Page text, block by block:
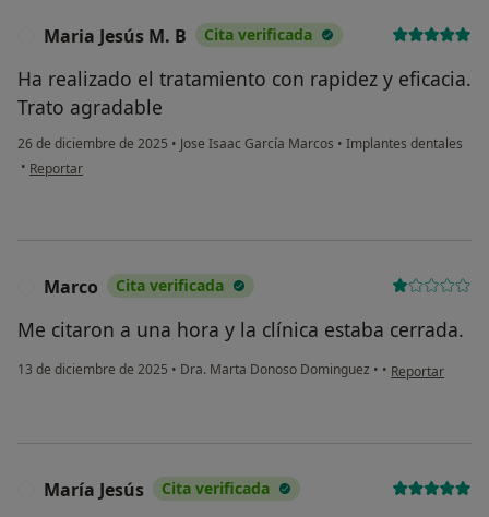
Maria Jesús M. B Cita verificada
Ha realizado el tratamiento con rapidez y eficacia.
Trato agradable
26 de diciembre de 2025 • Jose Isaac García Marcos • Implantes dentales
• en opinión del usuario Maria Jesús M. B
Reportar
Marco Cita verificada
Me citaron a una hora y la clínica estaba cerrada.
13 de diciembre de 2025 • Dra. Marta Donoso Dominguez • • en opinión del
Reportar
María Jesús Cita verificada